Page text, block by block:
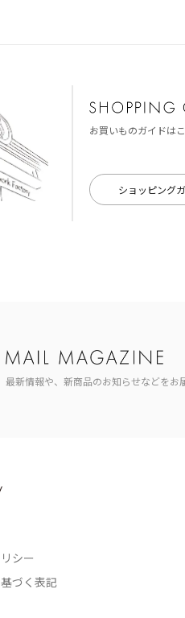
お買いものガイドは
ショッピング
最新情報や、新商品のお知らせなどをお
シー
づく表記